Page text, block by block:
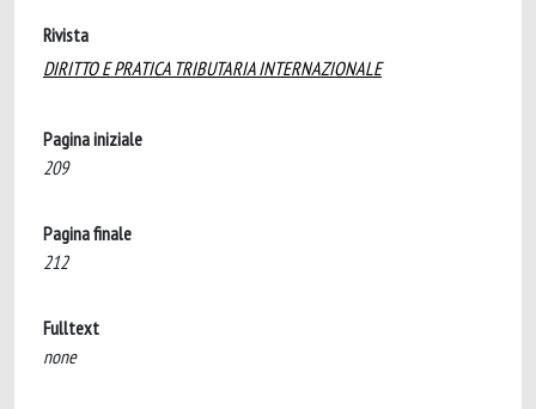
Rivista
DIRITTO E PRATICA TRIBUTARIA INTERNAZIONALE
Pagina iniziale
209
Pagina finale
212
Fulltext
none